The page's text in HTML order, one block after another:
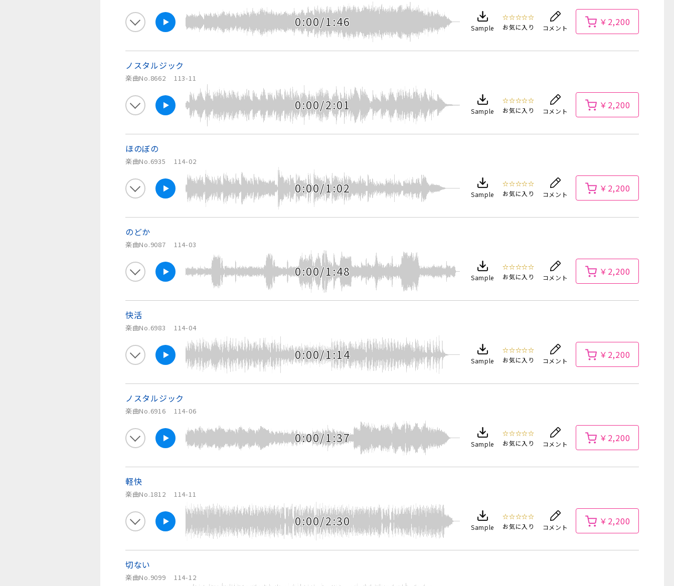
0:00/1:46 Sample
☆☆☆☆☆
お気に入り
コメント
￥2,200
ノスタルジック
楽曲No.8662 113-11
0:00/2:01 Sample
☆☆☆☆☆
お気に入り
コメント
￥2,200
ほのぼの
楽曲No.6935 114-02
0:00/1:02 Sample
☆☆☆☆☆
お気に入り
コメント
￥2,200
のどか
楽曲No.9087 114-03
0:00/1:48 Sample
☆☆☆☆☆
お気に入り
コメント
￥2,200
快活
楽曲No.6983 114-04
0:00/1:14 Sample
☆☆☆☆☆
お気に入り
コメント
￥2,200
ノスタルジック
楽曲No.6916 114-06
0:00/1:37 Sample
☆☆☆☆☆
お気に入り
コメント
￥2,200
軽快
楽曲No.1812 114-11
0:00/2:30 Sample
☆☆☆☆☆
お気に入り
コメント
￥2,200
切ない
楽曲No.9099 114-12